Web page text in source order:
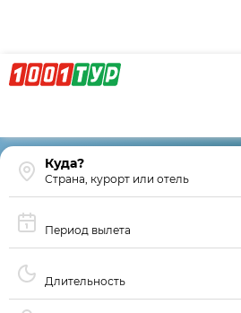
Страна, курорт или отель
Период вылета
Длительность